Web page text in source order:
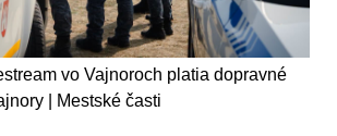
vo Vajnoroch platia dopravné
| Mestské časti